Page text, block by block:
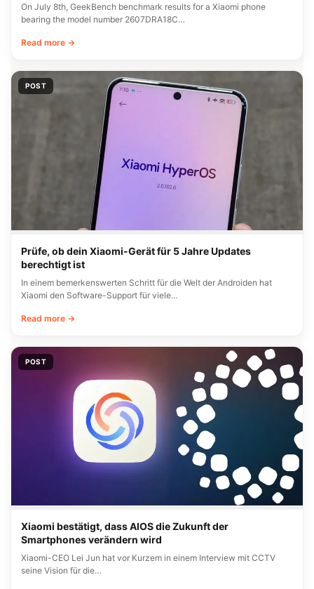
On July 8th, GeekBench benchmark results for a Xiaomi phone
bearing the model number 2607DRA18C…
Read more →
POST
Prüfe, ob dein Xiaomi-Gerät für 5 Jahre Updates
berechtigt ist
In einem bemerkenswerten Schritt für die Welt der Androiden hat
Xiaomi den Software-Support für viele…
Read more →
POST
Xiaomi bestätigt, dass AIOS die Zukunft der
Smartphones verändern wird
Xiaomi-CEO Lei Jun hat vor Kurzem in einem Interview mit CCTV
seine Vision für die…